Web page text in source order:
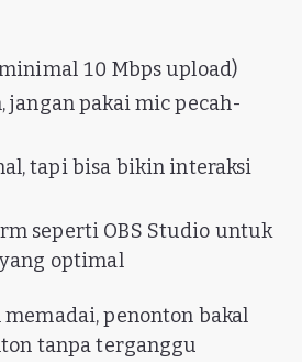
10 Mbps upload)
jangan pakai mic pecah-
tapi bisa bikin interaksi
seperti OBS Studio untuk
optimal
penonton bakal
tanpa terganggu